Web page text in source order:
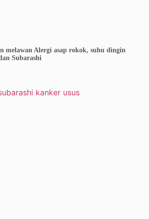
melawan Alergi asap rokok, suhu dingin
Subarashi